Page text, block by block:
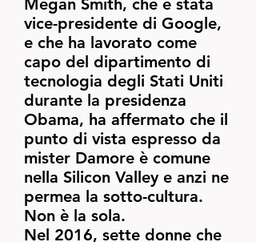
Megan Smith, che è stata
vice-presidente di Google,
e che ha lavorato come
capo del dipartimento di
tecnologia degli Stati Uniti
durante la presidenza
Obama, ha affermato che il
punto di vista espresso da
mister Damore è comune
nella Silicon Valley e anzi ne
permea la sotto-cultura.
Non è la sola.
Nel 2016, sette donne che